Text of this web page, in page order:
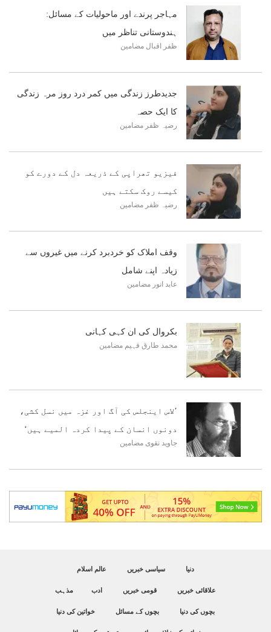
مہاجر پرندے اور ماحولیات کے مسائل:
ہندوستانی تناظر میں
ظفر اقبال مضامین
جدیدطرز زندگی میں کمر درد روز مرہ زندگی
کا ایک حصہ
رضیہ ظفر مضامین
فیزیو تھراپی کے ذریعہ دل کے دورے کو
کیسے روک سکتے ہیں
رضیہ ظفر مضامین
وقف املاک کو خردبرد کرنے میں غیروں سے
زیادہ اپنے شامل
عابد انور مضامین
بکروال کی ان کہی کہانی
محمد طارق فہیم مضامین
’لاس اینجلس کی آگ اور غزہ میں نسل کشی،
دونوں انسان کے پیدا کردہ المیے ہیں‘
جاوید نقوی مضامین
دنیا سیاسی خبریں عالم اسلام
علاقائی خبریں قومی خبریں ادب مذہب
بچوں کی دنیا بچوں کے مسائل خواتین کی دنیا